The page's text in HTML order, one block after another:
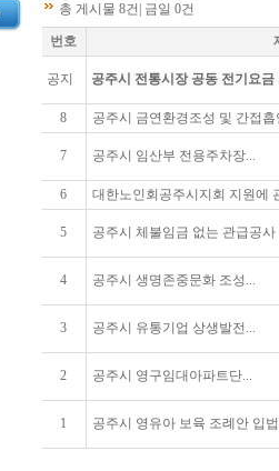
총 게시물 8건| 금일 0건
번호
공지 공주시 전통시장 공동 전기요
8 공주시 금연환경조성 및 간접
7 공주시 임산부 전용주차장...
6 대한노인회공주시지회 지원에
5 공주시 체불임금 없는 관급공
4 공주시 생명존중문화 조성...
3 공주시 유통기업 상생발전...
2 공주시 영구임대아파트단...
1 공주시 영유아 보육 조례안 입